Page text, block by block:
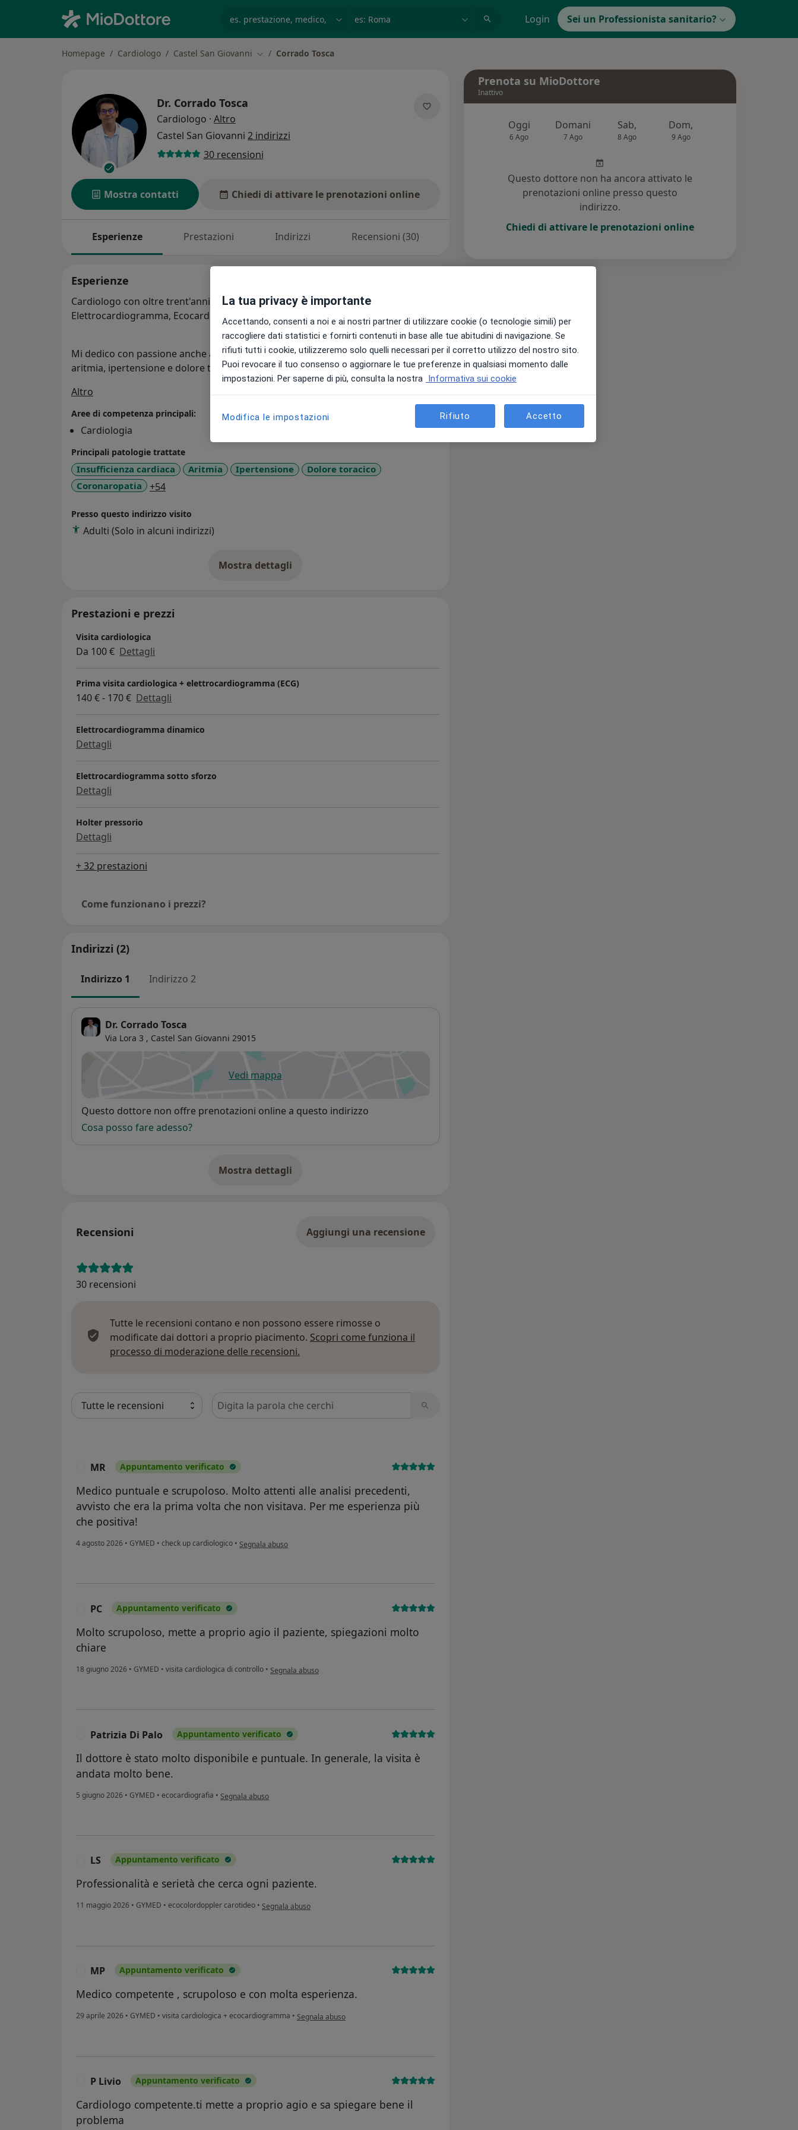
Login Sei un Professionista sanitario?
Homepage Cardiologo Castel San Giovanni Cambia città
Corrado Tosca
Dr. Corrado Tosca
Cardiologo · Altro
Castel San Giovanni 2 indirizzi
30 recensioni
Mostra contatti Chiedi di attivare le prenotazioni online
Esperienze Prestazioni Indirizzi Recensioni (30)
Esperienze
Cardiologo con oltre trent'anni di esperienza, effettuo visite cardiologiche con
Elettrocardiogramma, Ecocardiogramma e successivi Controlli cardiologici.
Mi dedico con passione anche alla cura di patologie come insufficienza cardiaca,
aritmia, ipertensione e dolore toracico.
Altro
Aree di competenza principali:
Cardiologia
Principali patologie trattate
Insufficienza cardiaca Aritmia Ipertensione
Dolore toracico
Coronaropatia
+54a11y_sr_more_diseases
Presso questo indirizzo visito
Adulti (Solo in alcuni indirizzi)
Mostra dettagli
sull'esperienza
Prestazioni e prezzi
Visita cardiologica
Da 100 € Dettagli
Prima visita cardiologica + elettrocardiogramma (ECG)
140 € - 170 € Dettagli
Elettrocardiogramma dinamico
Dettagli
Elettrocardiogramma sotto sforzo
Dettagli
Holter pressorio
Dettagli
+ 32 prestazioni
Come funzionano i prezzi?
Indirizzi (2)
Indirizzo 1 Indirizzo 2
Dr. Corrado Tosca
Via Lora 3 , Castel San Giovanni 29015
Vedi mappasi apre in una nuova scheda
Disponibilità
Questo dottore non offre prenotazioni online a questo indirizzo
Cosa posso fare adesso?
Mostra dettagli
sull'indirizzo
Recensioni Aggiungi una recensione
30 recensioni
Tutte le recensioni contano e non possono essere rimosse o
modificate dai dottori a proprio piacimento. Scopri come funziona il
processo di moderazione delle recensioni.
Cerca nelle recensioni
MR Appuntamento verificato
Medico puntuale e scrupoloso. Molto attenti alle analisi precedenti,
avvisto che era la prima volta che non visitava. Per me esperienza più
che positiva!
4 agosto 2026 • GYMED • check up cardiologico • secondo l'opinione dell'utente MR
Segnala abuso
PC Appuntamento verificato
Molto scrupoloso, mette a proprio agio il paziente, spiegazioni molto
chiare
18 giugno 2026 • GYMED • visita cardiologica di controllo • secondo l'opinione dell'utente PC
Segnala abuso
Patrizia Di Palo Appuntamento verificato
Il dottore è stato molto disponibile e puntuale. In generale, la visita è
andata molto bene.
5 giugno 2026 • GYMED • ecocardiografia • secondo l'opinione dell'utente Patrizia Di Palo
Segnala abuso
LS Appuntamento verificato
Professionalità e serietà che cerca ogni paziente.
11 maggio 2026 • GYMED • ecocolordoppler carotideo • secondo l'opinione dell'utente LS
Segnala abuso
MP Appuntamento verificato
Medico competente , scrupoloso e con molta esperienza.
29 aprile 2026 • GYMED • visita cardiologica + ecocardiogramma • secondo l'opinione dell'utente MP
Segnala abuso
P Livio Appuntamento verificato
Cardiologo competente.ti mette a proprio agio e sa spiegare bene il
problema
Prenota su MioDottore
Inattivo
Oggi
6 Ago
Domani
7 Ago
Sab,
8 Ago
Dom,
9 Ago
Questo dottore non ha ancora attivato le
prenotazioni online presso questo
indirizzo.
Chiedi di attivare le prenotazioni online
La tua privacy è importante
Accettando, consenti a noi e ai nostri partner di utilizzare cookie (o tecnologie simili) per
raccogliere dati statistici e fornirti contenuti in base alle tue abitudini di navigazione. Se
rifiuti tutti i cookie, utilizzeremo solo quelli necessari per il corretto utilizzo del nostro sito.
Puoi revocare il tuo consenso o aggiornare le tue preferenze in qualsiasi momento dalle
impostazioni. Per saperne di più, consulta la nostra Informativa sui cookie
Modifica le impostazioni Rifiuto Accetto